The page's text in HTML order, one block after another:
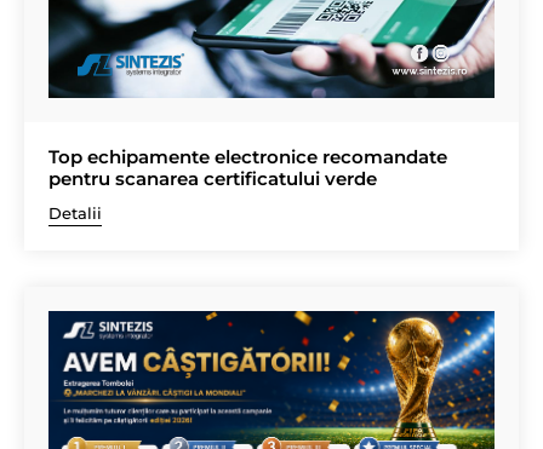
Top echipamente electronice recomandate
pentru scanarea certificatului verde
Detalii